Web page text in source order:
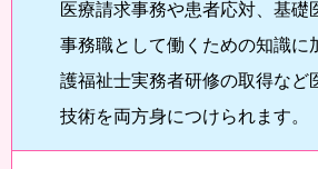
医療請求事務や患者応対、基礎
事務職として働くための知識に
護福祉士実務者研修の取得など
技術を両方身につけられます。